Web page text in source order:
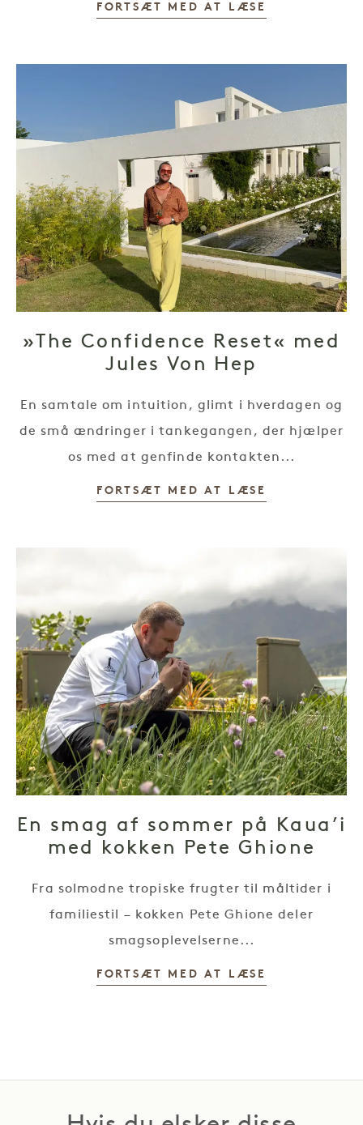
FORTSÆT MED AT LÆSE
»The Confidence Reset« med
Jules Von Hep
En samtale om intuition, glimt i hverdagen og
de små ændringer i tankegangen, der hjælper
os med at genfinde kontakten...
FORTSÆT MED AT LÆSE
En smag af sommer på Kaua’i
med kokken Pete Ghione
Fra solmodne tropiske frugter til måltider i
familiestil – kokken Pete Ghione deler
smagsoplevelserne...
FORTSÆT MED AT LÆSE